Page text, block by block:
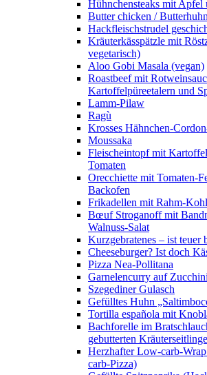
Hühnchensteaks mit Apfel
Butter chicken / Butterhuhn
Hackfleischstrudel
Kräuterkässpätzle mit
vegetarisch)
Aloo Gobi Masala (vegan)
Roastbeef mit
Kartoffelpüreetalern und
Lamm-Pilaw
Ragù
Krosses Hähnchen-
Moussaka
Fleischeintopf mit
Tomaten
Orecchiette mit Tomaten-
Backofen
Frikadellen mit Rahm-
Bœuf Stroganoff mit
Walnuss-Salat
Kurzgebratenes – ist teuer
Cheeseburger? Ist doch
Pizza Nea-Pollitana
Garnelencurry auf
Szegediner Gulasch
Gefülltes Huhn
Tortilla española mit
Bachforelle im
gebutterten
Herzhafter Low-carb-
carb-Pizza)